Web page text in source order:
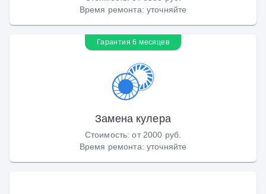
Время ремонта: уточняйте
Гарантия 6 месяцев
Замена кулера
Стоимость:от 2000 руб.
Время ремонта: уточняйте